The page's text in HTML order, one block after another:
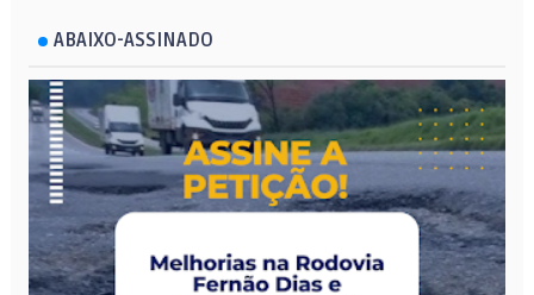
ABAIXO-ASSINADO